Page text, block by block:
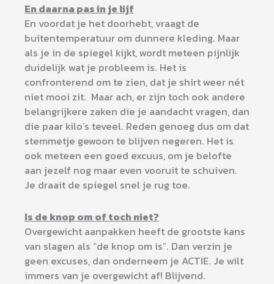
En daarna pas in je lijf
En voordat je het doorhebt, vraagt de
buitentemperatuur om dunnere kleding. Maar
als je in de spiegel kijkt, wordt meteen pijnlijk
duidelijk wat je probleem is. Het is
confronterend om te zien, dat je shirt weer nét
niet mooi zit. Maar ach, er zijn toch ook andere
belangrijkere zaken die je aandacht vragen, dan
die paar kilo’s teveel. Reden genoeg dus om dat
stemmetje gewoon te blijven negeren. Het is
ook meteen een goed excuus, om je belofte
aan jezelf nog maar even vooruit te schuiven.
Je draait de spiegel snel je rug toe.
Is de knop om of toch niet?
Overgewicht aanpakken heeft de grootste kans
van slagen als “de knop om is”. Dan verzin je
geen excuses, dan onderneem je ACTIE. Je wilt
immers van je overgewicht af! Blijvend.